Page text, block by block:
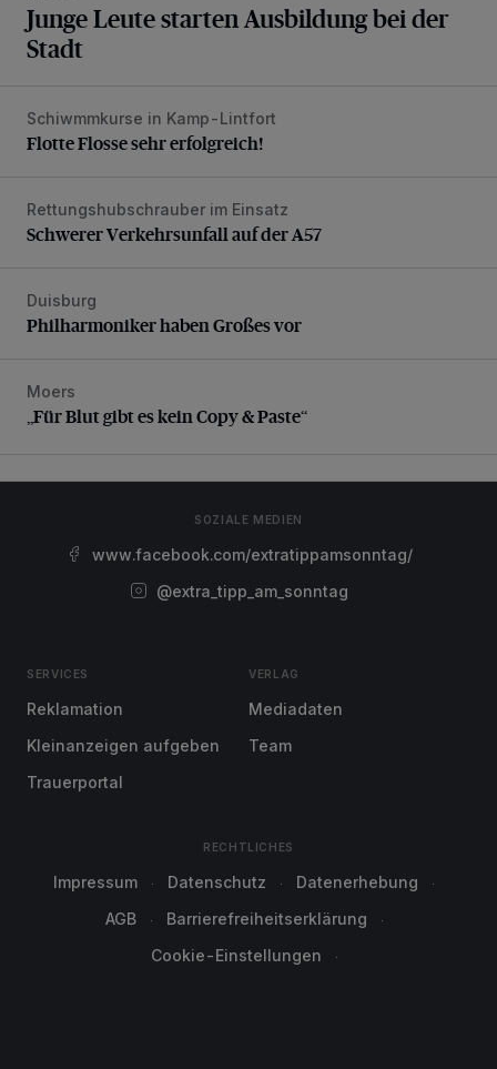
Junge Leute starten Ausbildung bei der
Stadt
Flotte Flosse sehr erfolgreich!
Schiwmmkurse in Kamp-Lintfort
Flotte Flosse sehr erfolgreich!
Schwerer Verkehrsunfall auf der A57
Rettungshubschrauber im Einsatz
Schwerer Verkehrsunfall auf der A57
Philharmoniker haben Großes vor
Duisburg
Philharmoniker haben Großes vor
„Für Blut gibt es kein Copy & Paste“
Moers
„Für Blut gibt es kein Copy & Paste“
SOZIALE MEDIEN
www.facebook.com/extratippamsonntag/
@extra_tipp_am_sonntag
SERVICES
Reklamation
Kleinanzeigen aufgeben
Trauerportal
VERLAG
Mediadaten
Team
RECHTLICHES
Impressum Datenschutz
Datenerhebung
AGB
Barrierefreiheitserklärung
Cookie-Einstellungen